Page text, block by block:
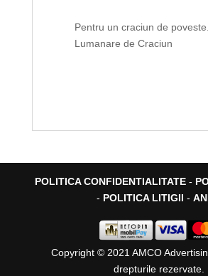
Pentru un craciun de poveste.
Lumanare de Craciun
POLITICA CONFIDENTIALITATE-
- POLITICA LITIGII -
Copyright © 2021 AMCO
drepturile rezervate.